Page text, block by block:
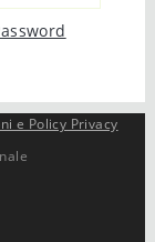
e Policy Privacy